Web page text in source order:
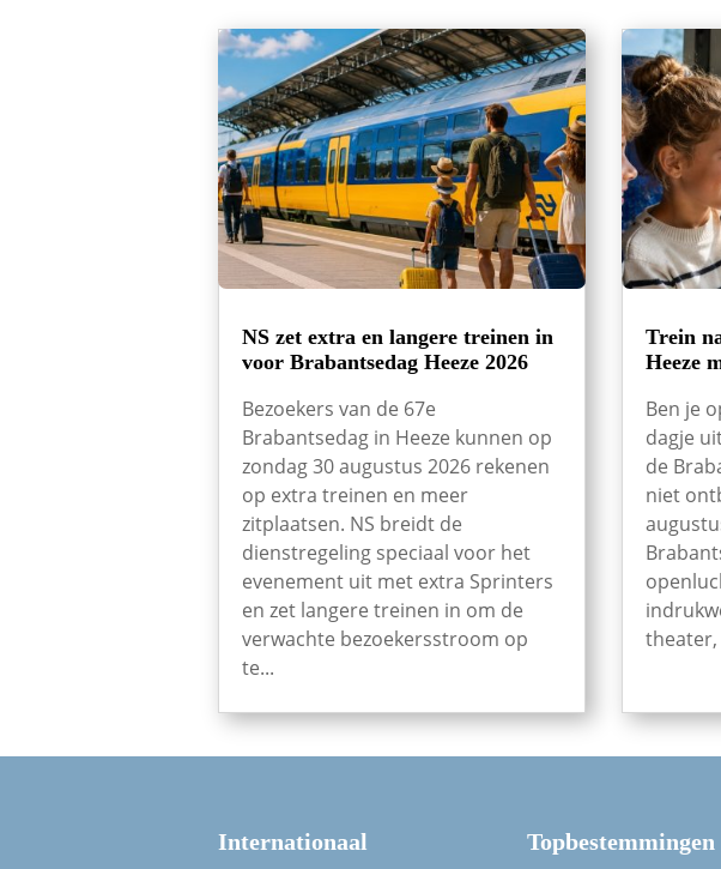
NS zet extra en langere treinen in
voor Brabantsedag Heeze 2026
Bezoekers van de 67e
Brabantsedag in Heeze kunnen op
zondag 30 augustus 2026 rekenen
op extra treinen en meer
zitplaatsen. NS breidt de
dienstregeling speciaal voor het
evenement uit met extra Sprinters
en zet langere treinen in om de
verwachte bezoekersstroom op
te...
Trein
Heeze
Ben je
dagje
de
niet
theater,
Internationaal Topbestemmingen